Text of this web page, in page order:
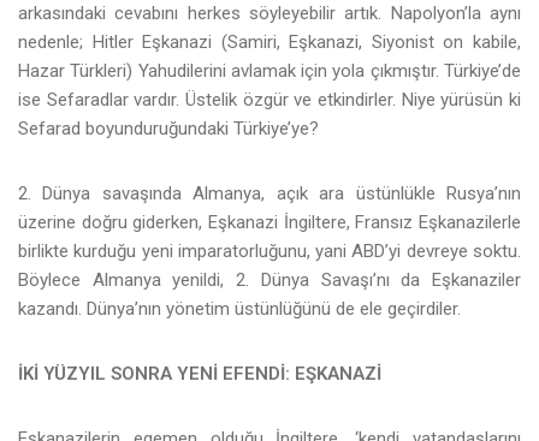
arkasındaki cevabını herkes söyleyebilir artık. Napolyon’la aynı
nedenle; Hitler Eşkanazi (Samiri, Eşkanazi, Siyonist on kabile,
Hazar Türkleri) Yahudilerini avlamak için yola çıkmıştır. Türkiye’de
ise Sefaradlar vardır. Üstelik özgür ve etkindirler. Niye yürüsün ki
Sefarad boyunduruğundaki Türkiye’ye?
2. Dünya savaşında Almanya, açık ara üstünlükle Rusya’nın
üzerine doğru giderken, Eşkanazi İngiltere, Fransız Eşkanazilerle
birlikte kurduğu yeni imparatorluğunu, yani ABD’yi devreye soktu.
Böylece Almanya yenildi, 2. Dünya Savaşı’nı da Eşkanaziler
kazandı. Dünya’nın yönetim üstünlüğünü de ele geçirdiler.
İKİ YÜZYIL SONRA YENİ EFENDİ: EŞKANAZİ